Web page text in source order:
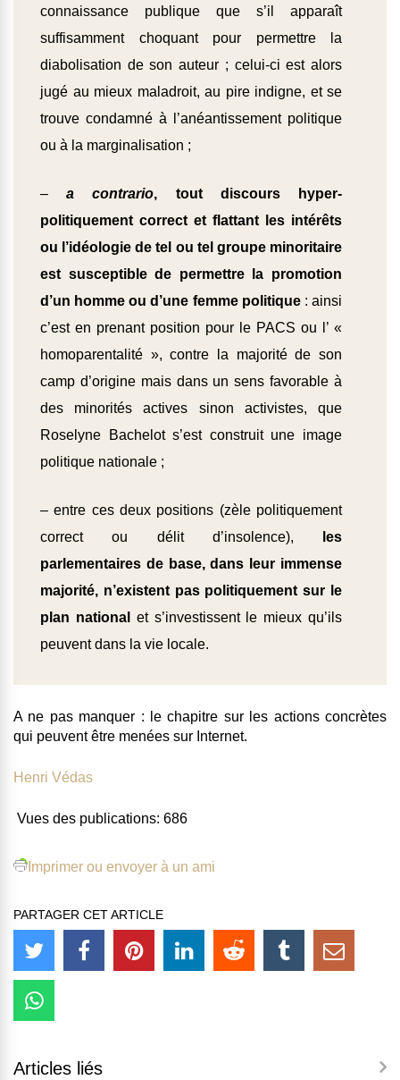
connaissance publique que s’il apparaît
suffisamment choquant pour permettre la
diabolisation de son auteur ; celui-ci est alors
jugé au mieux maladroit, au pire indigne, et se
trouve condamné à l’anéantissement politique
ou à la marginalisation ;
– a contrario, tout discours hyper-
politiquement correct et flattant les intérêts
ou l’idéologie de tel ou tel groupe minoritaire
est susceptible de permettre la promotion
d’un homme ou d’une femme politique: ainsi
c’est en prenant position pour le PACS ou l’ «
homoparentalité », contre la majorité de son
camp d’origine mais dans un sens favorable à
des minorités actives sinon activistes, que
Roselyne Bachelot s’est construit une image
politique nationale ;
– entre ces deux positions (zèle politiquement
correct ou délit d’insolence),
les
parlementaires de base, dans leur immense
majorité, n’existent pas politiquement sur le
plan national et s’investissent le mieux qu’ils
peuvent dans la vie locale.
A ne pas manquer : le chapitre sur les actions concrètes
qui peuvent être menées sur Internet.
Henri Védas
Vues des publications: 686
Imprimer ou envoyer à un ami
PARTAGER CET ARTICLE
Articles liés